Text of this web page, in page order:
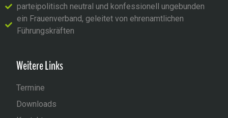
parteipolitisch neutral und konfessionell ungebunden
ein Frauenverband, geleitet von ehrenamtlichen
Führungskräften
Weitere Links
Termine
Downloads